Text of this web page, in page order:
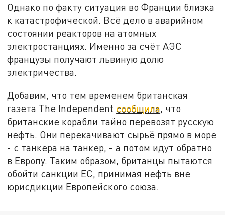
Однако по факту ситуация во Франции близка
к катастрофической. Всё дело в аварийном
состоянии реакторов на атомных
электростанциях. Именно за счёт АЭС
французы получают львиную долю
электричества.
Добавим, что тем временем британская
газета The Independent сообщила , что
британские корабли тайно перевозят русскую
нефть. Они перекачивают сырьё прямо в море
- с танкера на танкер, - а потом идут обратно
в Европу. Таким образом, британцы пытаются
обойти санкции ЕС, принимая нефть вне
юрисдикции Европейского союза.